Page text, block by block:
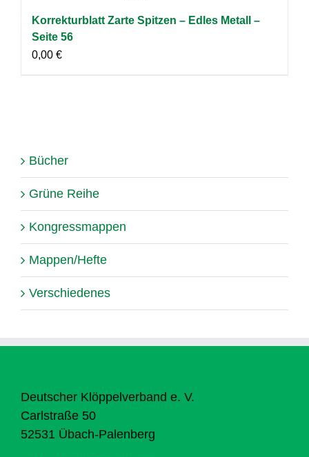
Korrekturblatt Zarte Spitzen – Edles Metall –
Seite 56
0,00 €
Bücher
Grüne Reihe
Kongressmappen
Mappen/Hefte
Verschiedenes
Deutscher Klöppelverband e. V.
Carlstraße 50
52531 Übach-Palenberg